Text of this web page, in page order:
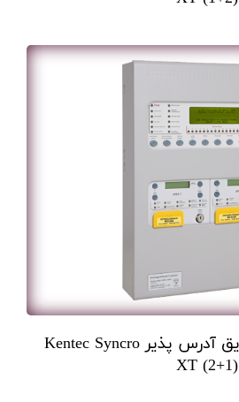
کنترل پنل اطفاء حریق آدرس پذیر Kentec Syncro
XT (2+1)